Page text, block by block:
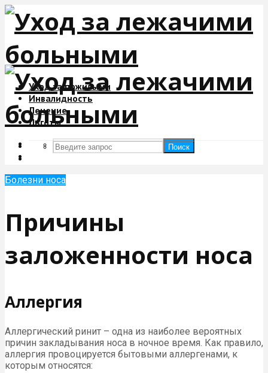
Уход за пожилыми
Инвалидность
Лечение
Льготы
Поиск
Поиск
Болезни носа
Причины
заложенности носа
Аллергия
Аллергический ринит – одна из наиболее вероятных
причин закладывания носа в ночное время. Как правило,
аллергия провоцируется бытовыми аллергенами, к
которым относятся: